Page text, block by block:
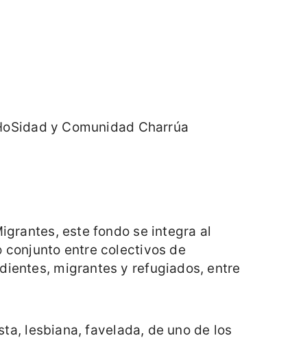
y Comunidad Charrúa
este fondo se integra al
entre colectivos de
migrantes y refugiados, entre
lesbiana, favelada, de uno de los